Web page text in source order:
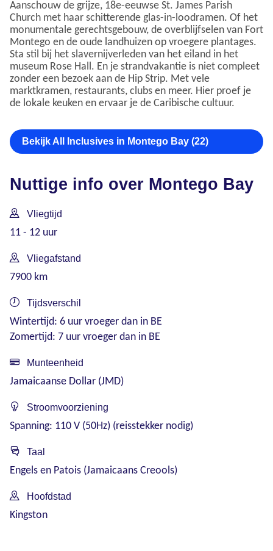
Aanschouw de grijze, 18e-eeuwse St. James Parish
Church met haar schitterende glas-in-loodramen. Of het
monumentale gerechtsgebouw, de overblijfselen van Fort
Montego en de oude landhuizen op vroegere plantages.
Sta stil bij het slavernijverleden van het eiland in het
museum Rose Hall. En je strandvakantie is niet compleet
zonder een bezoek aan de Hip Strip. Met vele
marktkramen, restaurants, clubs en meer. Hier proef je
de lokale keuken en ervaar je de Caribische cultuur.
Bekijk All Inclusives in Montego Bay (22)
Nuttige info over Montego Bay
Vliegtijd
11 - 12 uur
Vliegafstand
7900 km
Tijdsverschil
Wintertijd: 6 uur vroeger dan in BE
Zomertijd: 7 uur vroeger dan in BE
Munteenheid
Jamaicaanse Dollar (JMD)
Stroomvoorziening
Spanning: 110 V (50Hz) (reisstekker nodig)
Taal
Engels en Patois (Jamaicaans Creools)
Hoofdstad
Kingston